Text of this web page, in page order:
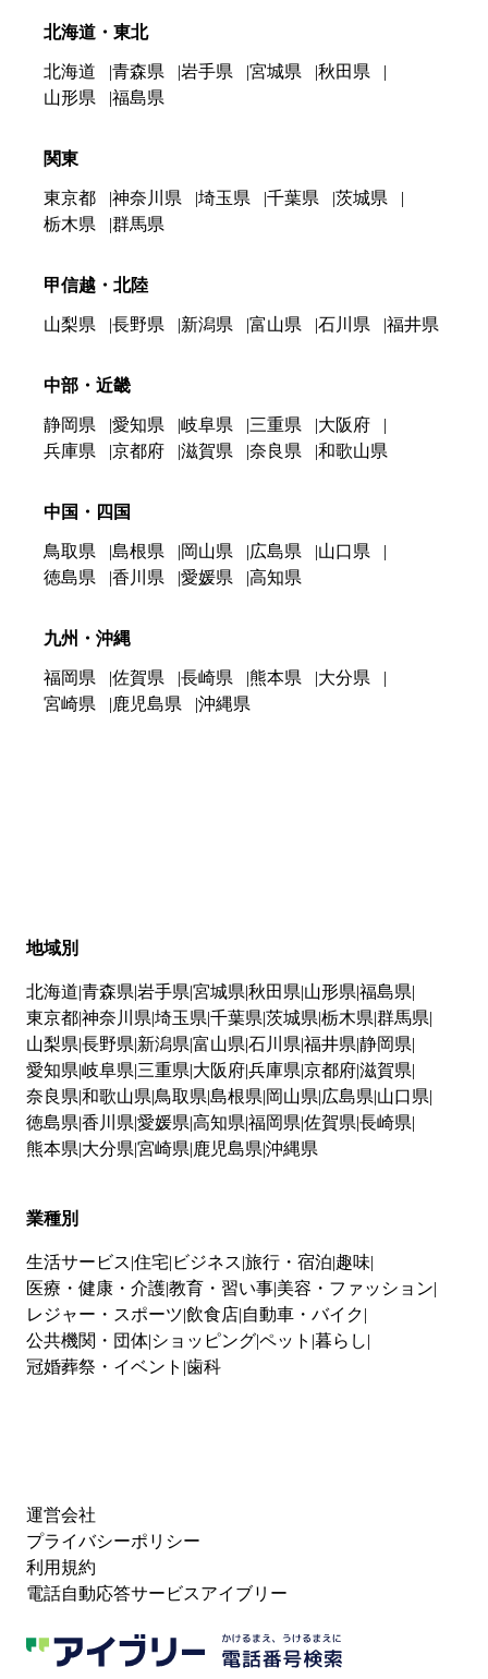
北海道・東北
北海道 青森県 岩手県 宮城県
秋田県
山形県
福島県
関東
東京都 神奈川県 埼玉県 千葉県
茨城県
栃木県
群馬県
甲信越・北陸
山梨県 長野県 新潟県 富山県 石川県 福井県
中部・近畿
静岡県 愛知県 岐阜県 三重県
大阪府
兵庫県
京都府 滋賀県 奈良県 和歌山県
中国・四国
鳥取県 島根県 岡山県 広島県
山口県
徳島県
香川県 愛媛県 高知県
九州・沖縄
福岡県 佐賀県 長崎県 熊本県
大分県
宮崎県
鹿児島県 沖縄県
地域別
北海道 青森県 岩手県 宮城県 秋田県 山形県 福島県
東京都神奈川県 埼玉県 千葉県 茨城県 栃木県 群馬県
山梨県 長野県 新潟県 富山県 石川県 福井県 静岡県
愛知県 岐阜県 三重県 大阪府兵庫県 京都府滋賀県
奈良県 和歌山県 鳥取県 島根県 岡山県 広島県 山口県
徳島県 香川県 愛媛県 高知県 福岡県 佐賀県 長崎県
熊本県 大分県 宮崎県 鹿児島県 沖縄県
業種別
生活サービス 住宅 ビジネス 旅行・宿泊 趣味
医療・健康・介護教育・習い事 美容・ファッション
レジャー・スポーツ 飲食店 自動車・バイク
公共機関・団体 ショッピングペット 暮らし
冠婚葬祭・イベント 歯科
運営会社
プライバシーポリシー
利用規約
電話自動応答サービスアイブリー